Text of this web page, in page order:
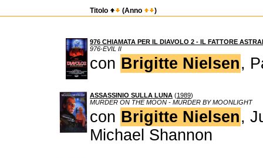
Titolo (Anno )
976 CHIAMATA PER IL DIAVOLO 2 - IL FATTORE
976-EVIL II
con Brigitte Nielsen,
ASSASSINIO SULLA LUNA (1989)
MURDER ON THE MOON - MURDER BY MOONLIGHT
con Brigitte Nielsen,
Michael Shannon